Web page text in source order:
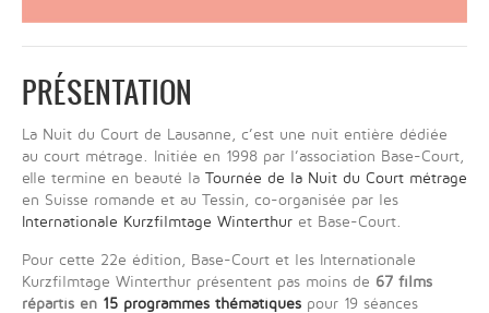
PRÉSENTATION
La Nuit du Court de Lausanne, c’est une nuit entière dédiée
au court métrage. Initiée en 1998 par l’association Base-Court,
elle termine en beauté la Tournée de la Nuit du Court métrage
en Suisse romande et au Tessin, co-organisée par les
Internationale Kurzfilmtage Winterthur et Base-Court.
Pour cette 22e édition, Base-Court et les Internationale
Kurzfilmtage Winterthur présentent pas moins de 67 films
répartis en 15 programmes thématiques pour 19 séances